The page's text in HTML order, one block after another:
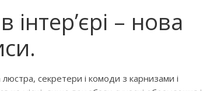
– нова
люстра, секретери і комоди з карнизами і